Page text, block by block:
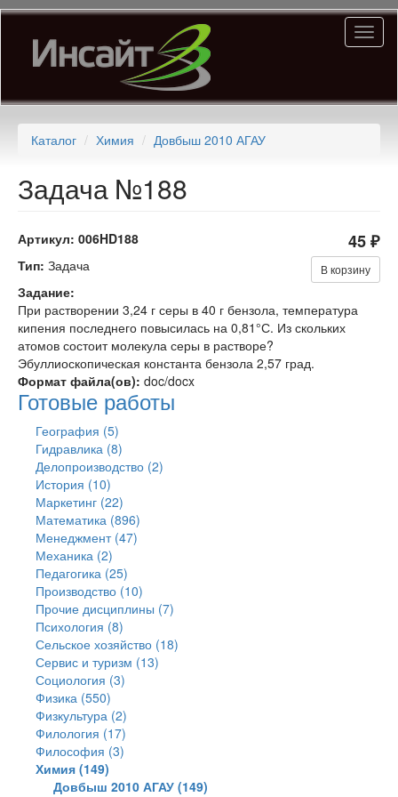
Перейти
основному
содержанию
Каталог Химия Довбыш 2010 АГАУ
Задача №188
Артикул: 006HD188 45 ₽
В корзину
Тип: Задача
Задание:
При растворении 3,24 г серы в 40 г бензола, температура
кипения последнего повысилась на 0,81°С. Из скольких
атомов состоит молекула серы в растворе?
Эбуллиоскопическая константа бензола 2,57 град.
Формат файла(ов): doc/docx
Готовые работы
География (5)
Гидравлика (8)
Делопроизводство (2)
История (10)
Маркетинг (22)
Математика (896)
Менеджмент (47)
Механика (2)
Педагогика (25)
Производство (10)
Прочие дисциплины (7)
Психология (8)
Сельское хозяйство (18)
Сервис и туризм (13)
Социология (3)
Физика (550)
Физкультура (2)
Филология (17)
Философия (3)
Химия (149)
Довбыш 2010 АГАУ (149)